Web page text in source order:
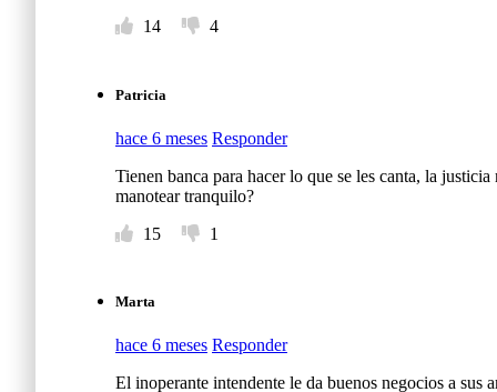
14
4
Patricia
hace 6 meses Responder
Tienen banca para hacer lo que se les canta, la
manotear tranquilo?
15
1
Marta
hace 6 meses Responder
El inoperante intendente le da buenos negocios a sus